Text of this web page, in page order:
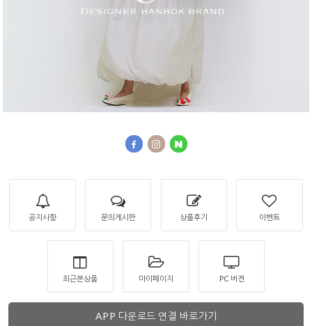
공지사항 문의게시판 상품후기 이벤트
최근본상품 마이페이지 PC 버젼
APP 다운로드 연결 바로가기